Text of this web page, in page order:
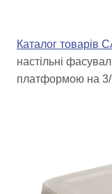
Каталог товарів
настільні
платформою на 3/